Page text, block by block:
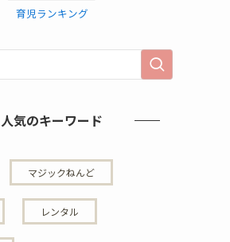
育児ランキング
人気のキーワード
マジックねんど
レンタル